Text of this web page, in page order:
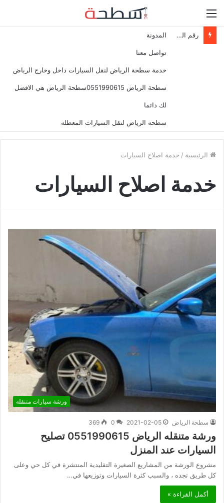
القائمة
رقم المساعدة على الطريق في السعودية 0537799400 المدونة
تواصل معنا
خدمة سطحة الرياض لنقل السيارات داخل وخارج الرياض
سطحة الرياض 0551990615سطحة الرياض هي الافضل
لك دائما
سطحه الرياض لنقل السيارات المعطله
الرئيسية / خدمة اصلاح السيارات
خدمة اصلاح السيارات
ورشة سيارات متنقله
سطحة الرياض 2021-02-05
0
369
ورشة متنقله الرياض 0551990615 تصليح
السيارات عند المنزل
مشروع الورشة من المشاريع الصغيرة التقليدية المنتشرة في كل حي وعلى
كل طريق تجده ، والسبب كثرة السيارات وتوزيعها في…
أكمل القراءة »